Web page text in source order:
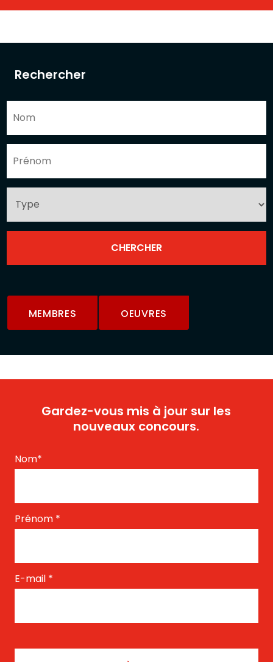
Rechercher
MEMBRES OEUVRES
Gardez-vous mis à jour sur les
nouveaux concours.
Nom*
Prénom *
E-mail *